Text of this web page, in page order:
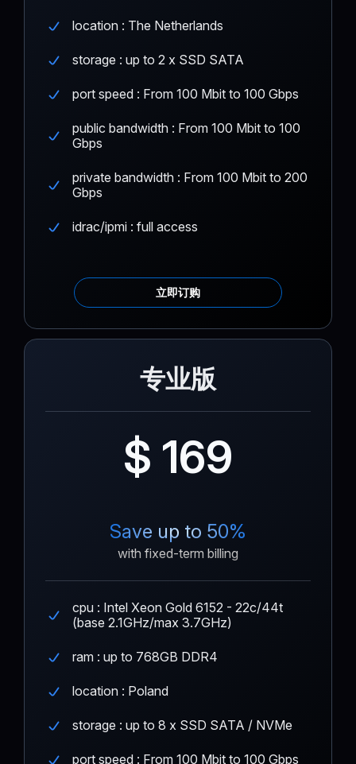
location : The Netherlands
storage : up to 2 x SSD SATA
port speed : From 100 Mbit to 100 Gbps
public bandwidth : From 100 Mbit to 100
Gbps
private bandwidth : From 100 Mbit to 200
Gbps
idrac/ipmi : full access
立即订购
专业版
$ 169
Save up to 50%
with fixed-term billing
cpu : Intel Xeon Gold 6152 - 22c/44t
(base 2.1GHz/max 3.7GHz)
ram : up to 768GB DDR4
location : Poland
storage : up to 8 x SSD SATA / NVMe
port speed : From 100 Mbit to 100 Gbps